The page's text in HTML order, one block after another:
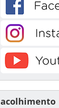
acolhimento